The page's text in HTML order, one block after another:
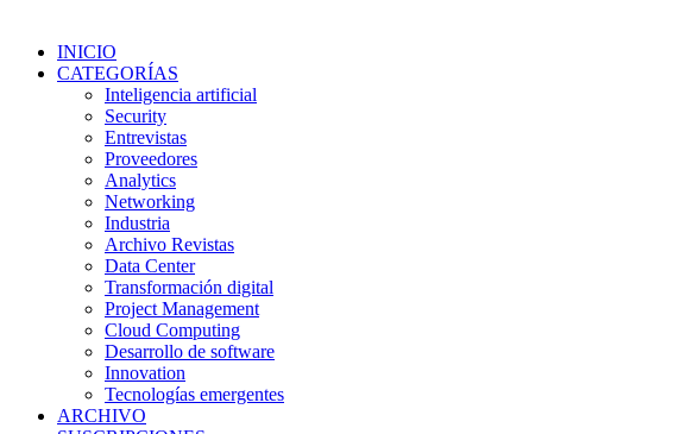
INICIO
CATEGORÍAS
Inteligencia artificial
Security
Entrevistas
Proveedores
Analytics
Networking
Industria
Archivo Revistas
Data Center
Transformación digital
Project Management
Cloud Computing
Desarrollo de software
Innovation
Tecnologías emergentes
ARCHIVO